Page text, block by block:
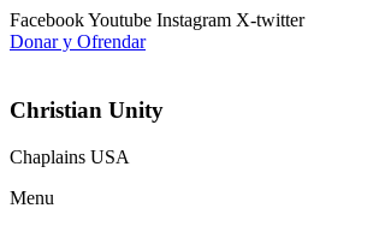
FacebookYoutube Instagram X-twitter
Donar y Ofrendar
Christian Unity
Chaplains USA
Menu